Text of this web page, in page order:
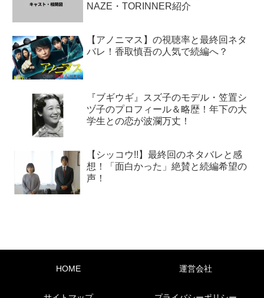
NAZE・TORINNER紹介
【アノニマス】の視聴率と最終回ネタ
バレ！香取慎吾の人気で続編へ？
『ブギウギ』スズ子のモデル・笠置シ
ヅ子のプロフィール＆略歴！年下の大
学生との恋が波瀾万丈！
【シッコウ!!】最終回のネタバレと感
想！「面白かった」絶賛と続編希望の
声！
HOME 運営会社